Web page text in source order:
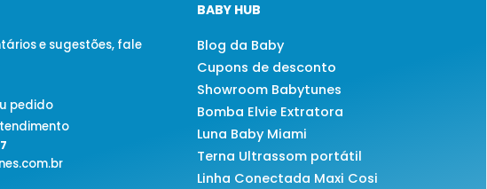
e sugestões, fale
pedido
BABY HUB
Blog da Baby
Cupons de desconto
Showroom Babytunes
Bomba Elvie Extratora
Luna Baby Miami
Terna Ultrassom portátil
Linha Conectada Maxi Cosi